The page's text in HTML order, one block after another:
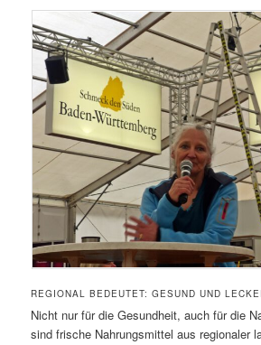
REGIONAL BEDEUTET: GESUND UND
Nicht nur für die Gesundheit, auch für die
sind frische Nahrungsmittel aus regionaler